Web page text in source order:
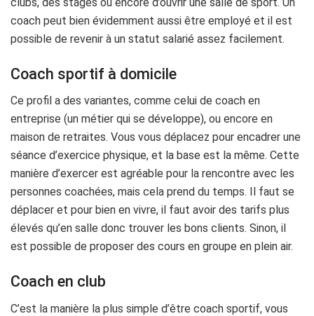
coach peut bien évidemment aussi être employé et il est
possible de revenir à un statut salarié assez facilement.
Coach sportif à domicile
Ce profil a des variantes, comme celui de coach en
entreprise (un métier qui se développe), ou encore en
maison de retraites. Vous vous déplacez pour encadrer une
séance d’exercice physique, et la base est la même. Cette
manière d’exercer est agréable pour la rencontre avec les
personnes coachées, mais cela prend du temps. Il faut se
déplacer et pour bien en vivre, il faut avoir des tarifs plus
élevés qu’en salle donc trouver les bons clients. Sinon, il
est possible de proposer des cours en groupe en plein air.
Coach en club
C’est la manière la plus simple d’être coach sportif, vous